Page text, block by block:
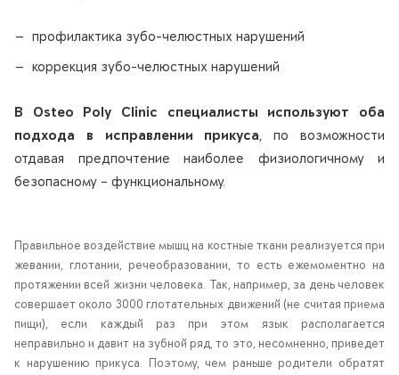
профилактика зубо-челюстных нарушений
коррекция зубо-челюстных нарушений
В Osteo Poly Clinic специалисты используют оба
подхода в исправлении прикуса, по возможности
отдавая предпочтение наиболее физиологичному и
безопасному – функциональному.
Правильное воздействие мышц на костные ткани реализуется при
жевании, глотании, речеобразовании, то есть ежемоментно на
протяжении всей жизни человека. Так, например, за день человек
совершает около 3000 глотательных движений (не считая приема
пищи), если каждый раз при этом язык располагается
неправильно и давит на зубной ряд, то это, несомненно, приведет
к нарушению прикуса. Поэтому, чем раньше родители обратят